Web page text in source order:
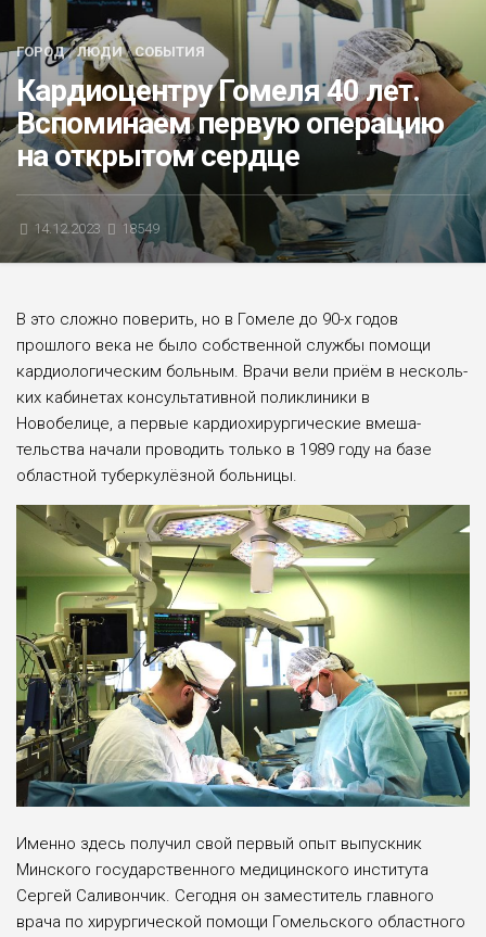
БЛИЦ-ОПРОС
АФИША
ГОРОД/ЛЮДИ/СОБЫТИЯ
Кардиоцентру Гомеля 40 лет.
Вспоминаем первую операцию
на открытом сердце
14.12.2023 18549
В это сложно поверить, но в Гомеле до 90-х годов
прошлого века не было собственной службы помощи
кардиологическим боль­ным. Врачи вели приём в несколь­
ких кабинетах консультативной поликлиники в
Новобелице, а пер­вые кардиохирургические вмеша­
тельства начали проводить толь­ко в 1989 году на базе
областной туберкулёзной больницы.
Именно здесь получил свой пер­вый опыт выпускник
Минского госу­дарственного медицинского институ­та
Сергей Саливончик. Сегодня он за­меститель главного
врача по хирурги­ческой помощи Гомельского област­ного